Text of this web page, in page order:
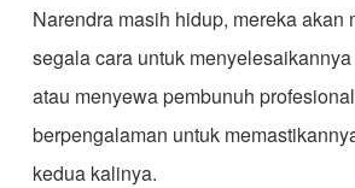
Narendra masih hidup, mereka akan
segala cara untuk
atau menyewa pembunuh
berpengalaman untuk
kedua kalinya.